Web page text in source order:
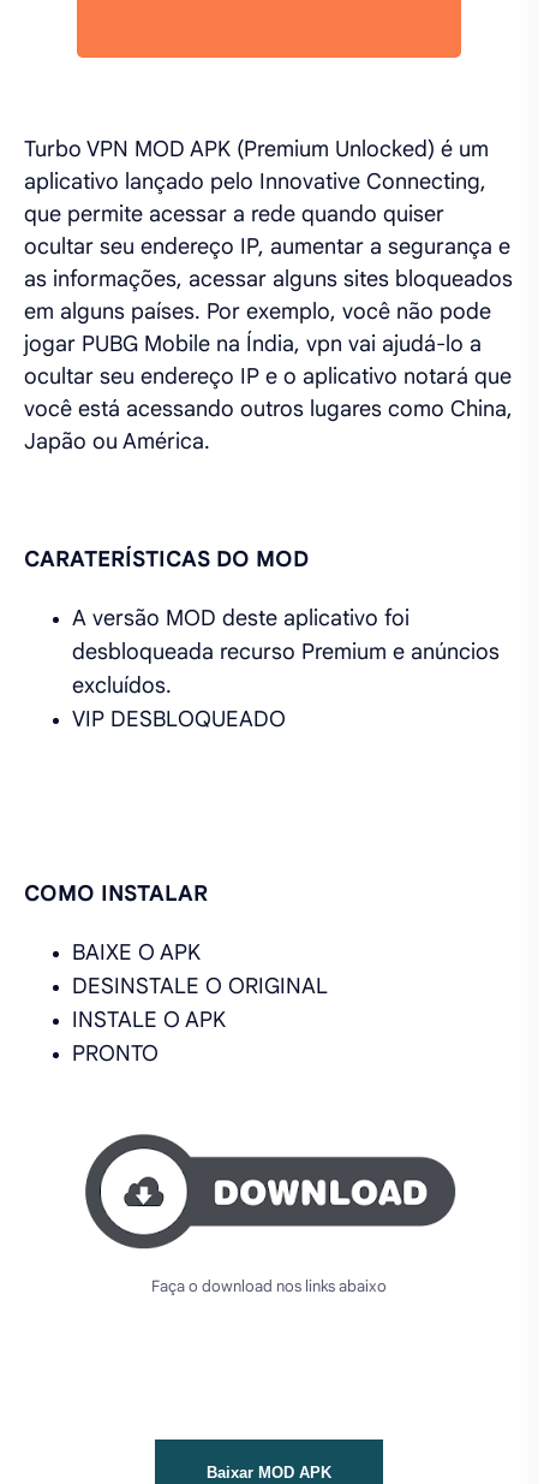
Turbo VPN MOD APK (Premium Unlocked) é um
aplicativo lançado pelo Innovative Connecting,
que permite acessar a rede quando quiser
ocultar seu endereço IP, aumentar a segurança e
as informações, acessar alguns sites bloqueados
em alguns países. Por exemplo, você não pode
jogar PUBG Mobile na Índia, vpn vai ajudá-lo a
ocultar seu endereço IP e o aplicativo notará que
você está acessando outros lugares como China,
Japão ou América.
CARATERÍSTICAS DO MOD
A versão MOD deste aplicativo foi
desbloqueada recurso Premium e anúncios
excluídos.
VIP DESBLOQUEADO
COMO INSTALAR
BAIXE O APK
DESINSTALE O ORIGINAL
INSTALE O APK
PRONTO
Faça o download nos links abaixo
Baixar MOD APK